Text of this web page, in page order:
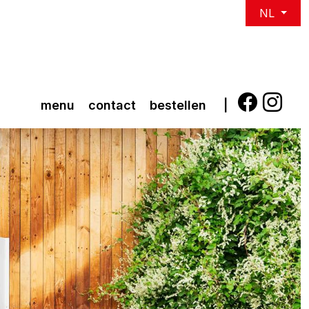
NL
menu contact bestellen